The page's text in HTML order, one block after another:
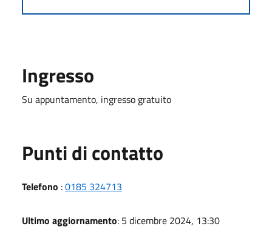
Ingresso
Su appuntamento, ingresso gratuito
Punti di contatto
Telefono :0185 324713
Ultimo aggiornamento: 5 dicembre 2024, 13:30